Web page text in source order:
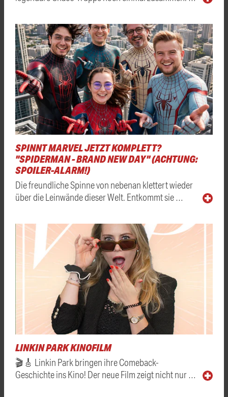
SPINNT MARVEL JETZT KOMPLETT?
"SPIDERMAN - BRAND NEW DAY" (ACHTUNG:
SPOILER-ALARM!)
Die freundliche Spinne von nebenan klettert wieder
über die Leinwände dieser Welt. Entkommt sie …
LINKIN PARK KINOFILM
🎬🎸 Linkin Park bringen ihre Comeback-
Geschichte ins Kino! Der neue Film zeigt nicht nur …